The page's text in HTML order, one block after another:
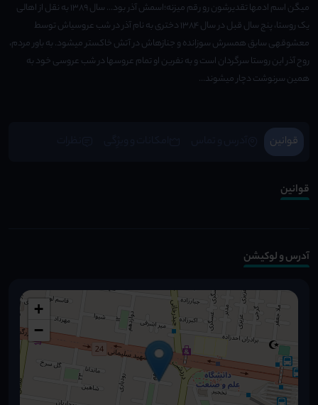
میگن اسم ادمها تقدیرشون رو رقم میزنه؛اسمش آذر بود... سال ۱۳۸۹ به نقل از اهالی
یک روستا، پنج سال قبل در سال ۱۳۸۴ دختری به نام آذر در شب عروسیاش توسط
معشوقهی سابق همسرش سوزانده و جنازهاش در آتش خاکستر میشود. به باور مردم،
روح آذر این روستا سرگردان است و به نفرین او تمام عروسها در شب عروسی خود به
همین سرنوشت دچار میشوند...
قوانین
قوانین
آدرس و لوکیشن
+
−